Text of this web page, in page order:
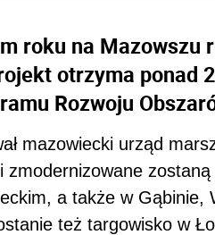
roku na Mazowszu
otrzyma ponad
Rozwoju
mazowiecki urząd
zmodernizowane
a także w Gąbinie,
też targowisko w